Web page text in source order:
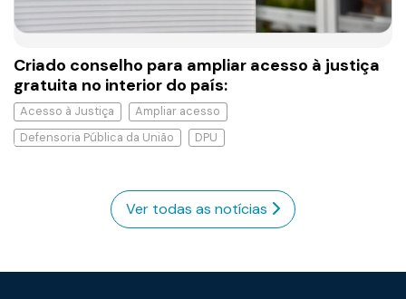
Criado conselho para ampliar acesso à justiça
gratuita no interior do país:
Acesso à Justiça
Ampliar acesso
Defensoria Pública da União
DPU
Ver todas as notícias